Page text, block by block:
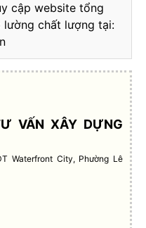
cập website tổng
lường chất lượng tại:
VẤN XÂY DỰNG
Waterfront City, Phường Lê